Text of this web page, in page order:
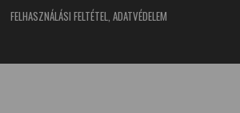
FELHASZNÁLÁSI FELTÉTEL, ADATVÉDELEM